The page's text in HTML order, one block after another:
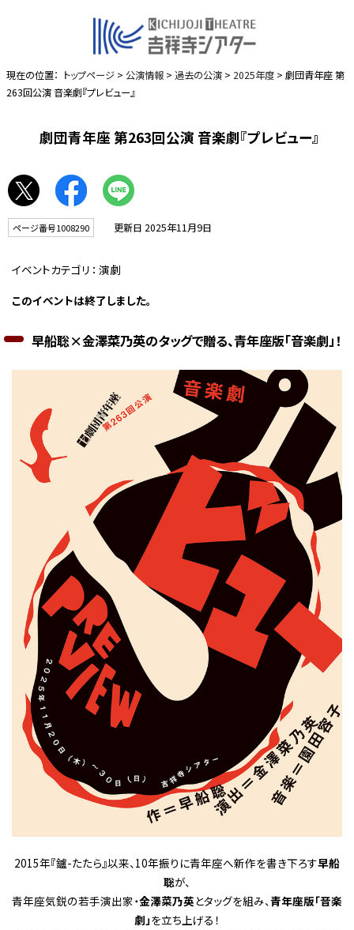
現在の位置： トップページ > 公演情報 > 過去の公演 > 2025年度 > 劇団青年座 第
263回公演 音楽劇『プレビュー』
劇団青年座 第263回公演 音楽劇『プレビュー』
ページ番号1008290 更新日 2025年11月9日
イベントカテゴリ： 演劇
このイベントは終了しました。
早船聡×金澤菜乃英のタッグで贈る、青年座版「音楽劇」！
2015年『鑪-たたら』以来、10年振りに青年座へ新作を書き下ろす早船
聡が、
青年座気鋭の若手演出家・金澤菜乃英 とタッグを組み、青年座版「音楽
劇」を立ち上げる！